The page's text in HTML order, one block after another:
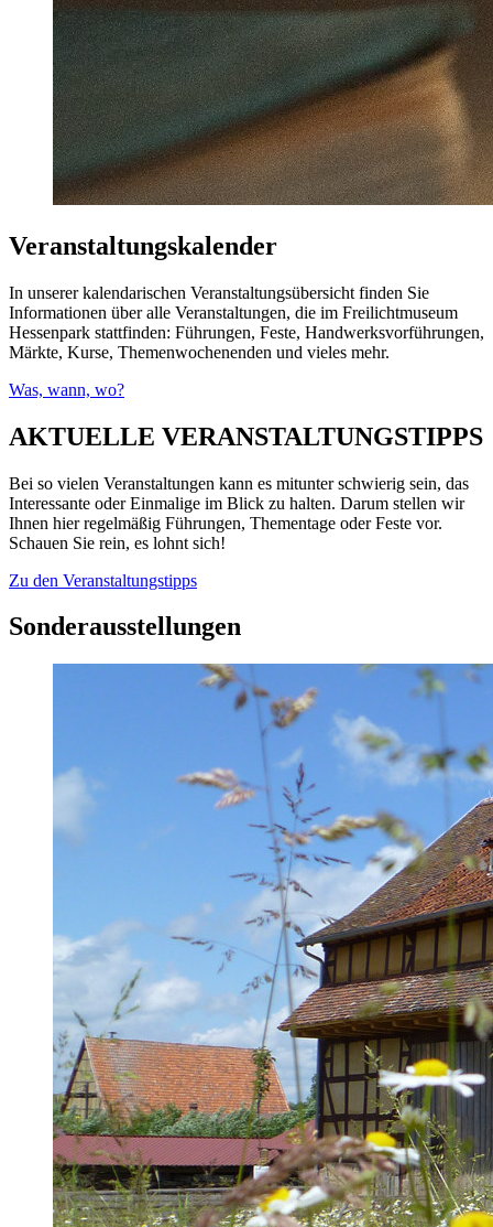
Veranstaltungskalender
In unserer kalendarischen Veranstaltungsübersicht finden Sie
Informationen über alle Veranstaltungen, die im Freilichtmuseum
Hessenpark stattfinden: Führungen, Feste, Handwerksvorführungen,
Märkte, Kurse, Themenwochenenden und vieles mehr.
Was, wann, wo?
AKTUELLE VERANSTALTUNGSTIPPS
Bei so vielen Veranstaltungen kann es mitunter schwierig sein, das
Interessante oder Einmalige im Blick zu halten. Darum stellen wir
Ihnen hier regelmäßig Führungen, Thementage oder Feste vor.
Schauen Sie rein, es lohnt sich!
Zu den Veranstaltungstipps
Sonderausstellungen